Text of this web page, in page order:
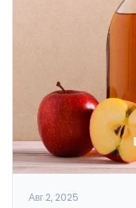
Авг 2, 2025